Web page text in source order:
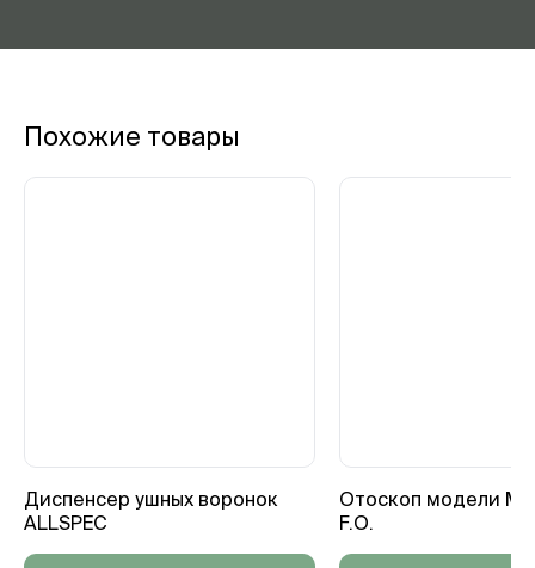
Похожие товары
Диспенсер ушных воронок
ALLSPEC
Отоскоп модели
F.O.